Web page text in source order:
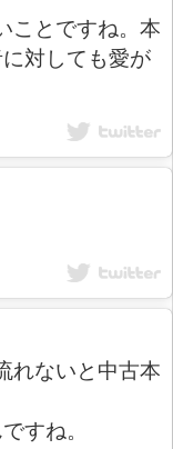
ことですね。本
対しても愛が
れないと中古本
すね。